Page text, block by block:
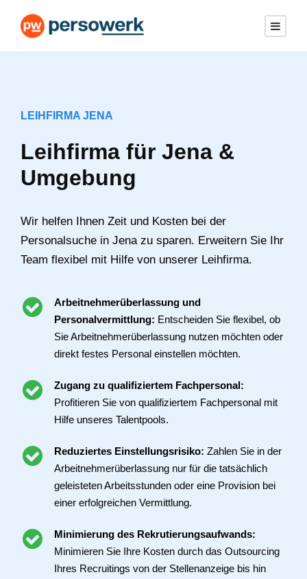
LEIHFIRMA JENA
Leihfirma für Jena &
Umgebung
Wir helfen Ihnen Zeit und Kosten bei der
Personalsuche in Jena zu sparen. Erweitern Sie Ihr
Team flexibel mit Hilfe von unserer Leihfirma.
Arbeitnehmerüberlassung und
Personalvermittlung: Entscheiden Sie flexibel, ob
Sie Arbeitnehmerüberlassung nutzen möchten oder
direkt festes Personal einstellen möchten.
Zugang zu qualifiziertem Fachpersonal:
Profitieren Sie von qualifiziertem Fachpersonal mit
Hilfe unseres Talentpools.
Reduziertes Einstellungsrisiko: Zahlen Sie in der
Arbeitnehmerüberlassung nur für die tatsächlich
geleisteten Arbeitsstunden oder eine Provision bei
einer erfolgreichen Vermittlung.
Minimierung des Rekrutierungsaufwands:
Minimieren Sie Ihre Kosten durch das Outsourcing
Ihres Recruitings von der Stellenanzeige bis hin